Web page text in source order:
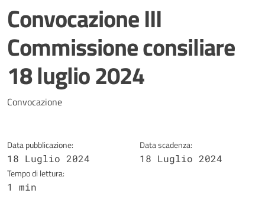
Convocazione III
Commissione consiliare
18 luglio 2024
Dettagli della notizia
Convocazione
Data pubblicazione:
18 Luglio 2024
Data scadenza:
18 Luglio 2024
Tempo di lettura:
1 min